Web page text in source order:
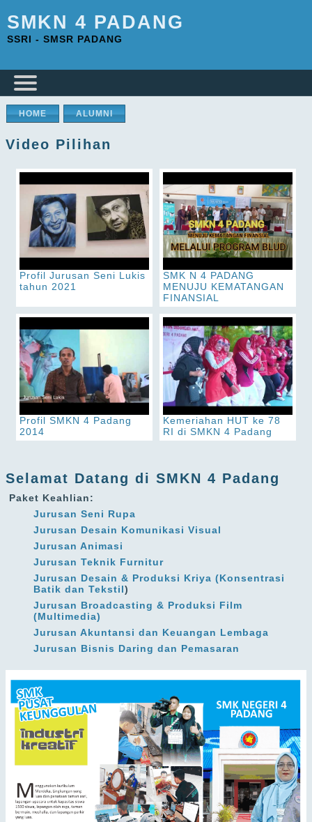
SMKN 4 PADANG
SSRI - SMSR PADANG
HOME ALUMNI
Video Pilihan
Profil Jurusan Seni Lukis
tahun 2021
SMK N 4 PADANG
MENUJU KEMATANGAN
FINANSIAL
Profil SMKN 4 Padang
2014
Kemeriahan HUT ke 78
RI di SMKN 4 Padang
Selamat Datang di SMKN 4 Padang
Paket Keahlian:
Jurusan Seni Rupa
Jurusan Desain Komunikasi Visual
Jurusan Animasi
Jurusan Teknik Furnitur
Jurusan Desain & Produksi Kriya (Konsentrasi
Batik dan Tekstil)
Jurusan Broadcasting & Produksi Film
(Multimedia)
Jurusan Akuntansi dan Keuangan Lembaga
Jurusan Bisnis Daring dan Pemasaran